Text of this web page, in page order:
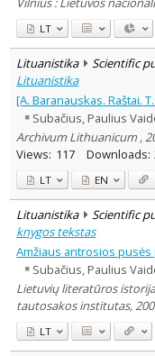
LT
Lituanistika Scientific
Lituanistika
[A. Baranauskas. Raštai.
Subačius, Paulius
Archivum Lithuanicum ,
Views: 117 Downloads:
LT EN
Lituanistika Scientific
knygos tekstas
Amžiaus antrosios pusės
Subačius, Paulius
Lietuvių literatūros
tautosakos institutas,
LT